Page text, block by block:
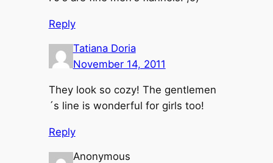
Reply
Tatiana Doria
November 14, 2011
They look so cozy! The gentlemen
´s line is wonderful for girls too!
Reply
Anonymous